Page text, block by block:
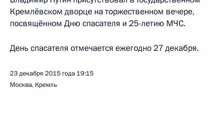
Кремлёвском дворце на торжественном вечере,
посвящённом Дню спасателя и 25-летию МЧС.
День спасателя отмечается ежегодно 27 декабря.
23 декабря 2015 года 19:15
Москва, Кремль